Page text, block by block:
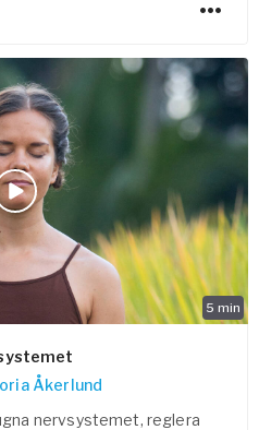
5 min
Åkerlund
nervsystemet, reglera